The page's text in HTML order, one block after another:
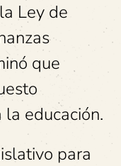
Ley de
que
educación.
para